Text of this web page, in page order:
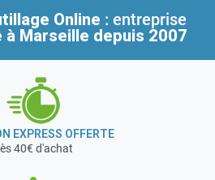
Online : entreprise
à Marseille depuis 2007
EXPRESS OFFERTE
40€ d'achat